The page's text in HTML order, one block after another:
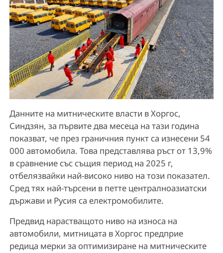
Данните на митническите власти в Хоргос,
Синдзян, за първите два месеца на тази година
показват, че през граничния пункт са изнесени 54
000 автомобила. Това представлява ръст от 13,9%
в сравнение със същия период на 2025 г,
отбелязвайки най-високо ниво на този показател.
Сред тях най-търсени в петте централноазиатски
държави и Русия са електромобилите.
Предвид нарастващото ниво на износа на
автомобили, митницата в Хоргос предприе
редица мерки за оптимизиране на митническите